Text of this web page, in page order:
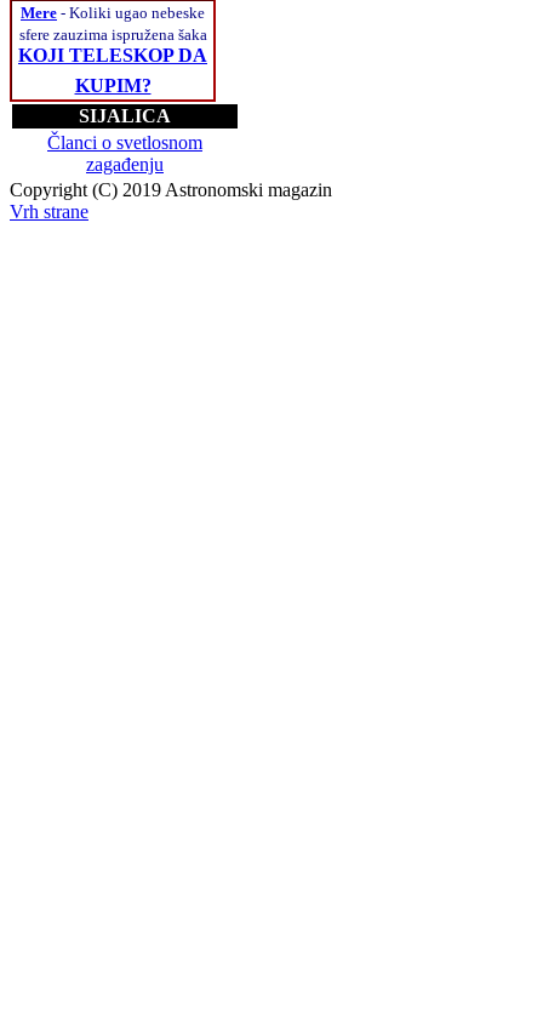
Mere - Koliki ugao nebeske
sfere zauzima ispružena šaka
KOJI TELESKOP DA
KUPIM?
SIJALICA
Članci o svetlosnom
zagađenju
Copyright (C) 2019 Astronomski magazin
Vrh strane